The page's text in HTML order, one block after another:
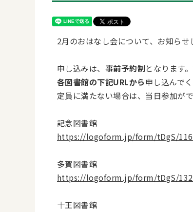
2月のおはなし会について、お知らせ
申し込みは、 事前予約制となります。
各図書館の下記URLから申し込んでく
定員に満たない場合は、当日参加がで
記念図書館
https://logoform.jp/form/tDgS/
多賀図書館
https://logoform.jp/form/tDgS/
十王図書館